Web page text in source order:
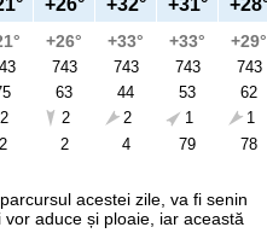
2
2
+26°
+26°
743
63
2
2
+32°
+33°
743
44
2
4
+31°
+33°
743
53
1
79
+29°
743
62
1
78
acestei zile, va fi senin
aduce și ploaie, iar această